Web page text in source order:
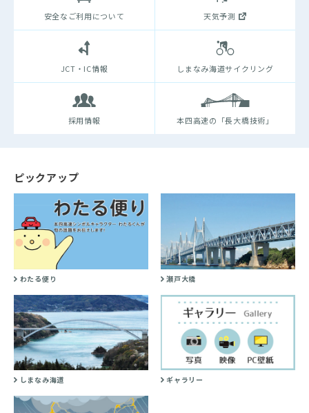
安全なご利用について 天気予測
JCT・IC情報 しまなみ海道サイクリング
採用情報 本四高速の「長大橋技術」
ピックアップ
わたる便り 瀬戸大橋
しまなみ海道 ギャラリー